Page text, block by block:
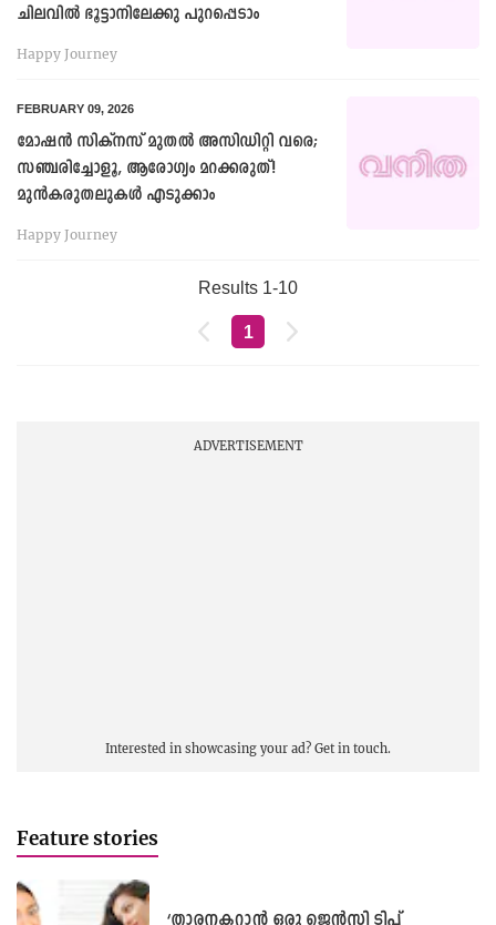
ചിലവില്‍ ഭൂട്ടാനിലേക്കു പുറപ്പെടാം
Happy Journey
FEBRUARY 09, 2026
മോഷൻ സിക്നസ് മുതൽ അസിഡിറ്റി വരെ;
സഞ്ചരിച്ചോളൂ, ആരോഗ്യം മറക്കരുത്!
മുൻകരുതലുകൾ എടുക്കാം
Happy Journey
Results 1-10
1
ADVERTISEMENT
Interested in showcasing your ad? Get in touch.
Feature stories
‘താരനകറ്റാൻ ഒരു ജെൻസി ടിപ്